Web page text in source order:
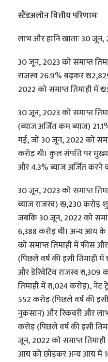
स्टैंडअलोन वित्तीय परिणामः
लाभ और हानि खाताः 30 जून,
30 जून, 2023 को समाप्त
राजस्व 26.9% बढ़कर ₹
2022 को समाप्त तिमाही में ₹
30 जून, 2023 को समाप्त
(ब्याज अर्जित कम ब्याज)
गई, जो 30 जून, 2022 को
करोड़ थी। कुल संपत्ति पर मुख्य
और 4.3% ब्याज अर्जित करने
30 जून, 2023 को समाप्त
ब्याज राजस्व) ₹ 9,230 करोड़
जबकि 30 जून, 2022 को
6,388 करोड़ थी। अन्य आय
को समाप्त तिमाही में फीस
(पिछले वर्ष की इसी तिमाही में
और डेरिवेटिव राजस्व ₹ 1,309
तिमाही में ₹ 1,024 करोड़), नेट
552 करोड़ (पिछले वर्ष की
नुकसान) और रिकवरी और
करोड़ (पिछले वर्ष की इसी
जून, 2022 को समाप्त तिमाही
आय को छोड़कर अन्य आय में